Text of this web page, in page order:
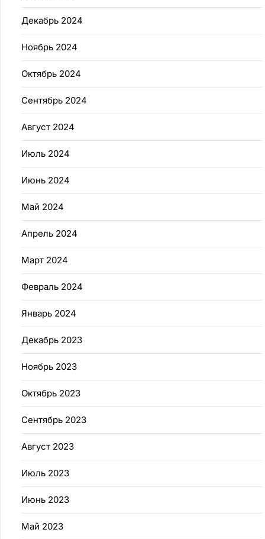
Декабрь 2024
Ноябрь 2024
Октябрь 2024
Сентябрь 2024
Август 2024
Июль 2024
Июнь 2024
Май 2024
Апрель 2024
Март 2024
Февраль 2024
Январь 2024
Декабрь 2023
Ноябрь 2023
Октябрь 2023
Сентябрь 2023
Август 2023
Июль 2023
Июнь 2023
Май 2023